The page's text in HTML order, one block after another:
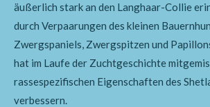
äußerlich stark an den Langhaar-Collie
durch Verpaarungen des kleinen
Zwergspaniels, Zwergspitzen und
hat im Laufe der Zuchtgeschichte
rassespezifischen Eigenschaften des
verbessern.